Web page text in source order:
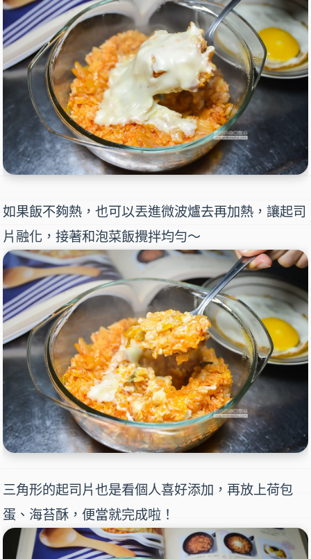
如果飯不夠熱，也可以丟進微波爐去再加熱，讓起司
片融化，接著和泡菜飯攪拌均勻～
三角形的起司片也是看個人喜好添加，再放上荷包
蛋、海苔酥，便當就完成啦！